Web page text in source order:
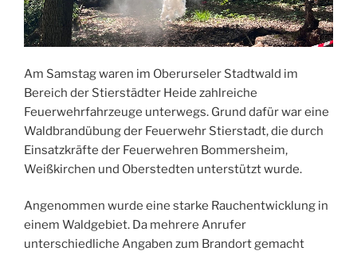
Am Samstag waren im Oberurseler Stadtwald im
Bereich der Stierstädter Heide zahlreiche
Feuerwehrfahrzeuge unterwegs. Grund dafür war eine
Waldbrandübung der Feuerwehr Stierstadt, die durch
Einsatzkräfte der Feuerwehren Bommersheim,
Weißkirchen und Oberstedten unterstützt wurde.
Angenommen wurde eine starke Rauchentwicklung in
einem Waldgebiet. Da mehrere Anrufer
unterschiedliche Angaben zum Brandort gemacht